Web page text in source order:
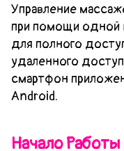
Управление
при помощи одной
для полного
удаленного
смартфон
Android.
Начало Работы